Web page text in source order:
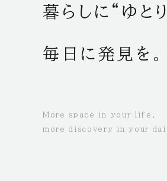
暮らしに“ゆとり
毎日に発見を。
More space in your life,
more discovery in your